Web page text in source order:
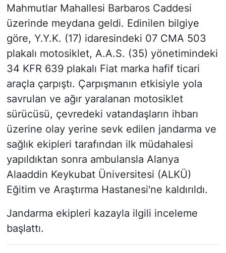
Mahmutlar Mahallesi Barbaros Caddesi
üzerinde meydana geldi. Edinilen bilgiye
göre, Y.Y.K. (17) idaresindeki 07 CMA 503
plakalı motosiklet, A.A.S. (35) yönetimindeki
34 KFR 639 plakalı Fiat marka hafif ticari
araçla çarpıştı. Çarpışmanın etkisiyle yola
savrulan ve ağır yaralanan motosiklet
sürücüsü, çevredeki vatandaşların ihbarı
üzerine olay yerine sevk edilen jandarma ve
sağlık ekipleri tarafından ilk müdahalesi
yapıldıktan sonra ambulansla Alanya
Alaaddin Keykubat Üniversitesi (ALKÜ)
Eğitim ve Araştırma Hastanesi'ne kaldırıldı.
Jandarma ekipleri kazayla ilgili inceleme
başlattı.